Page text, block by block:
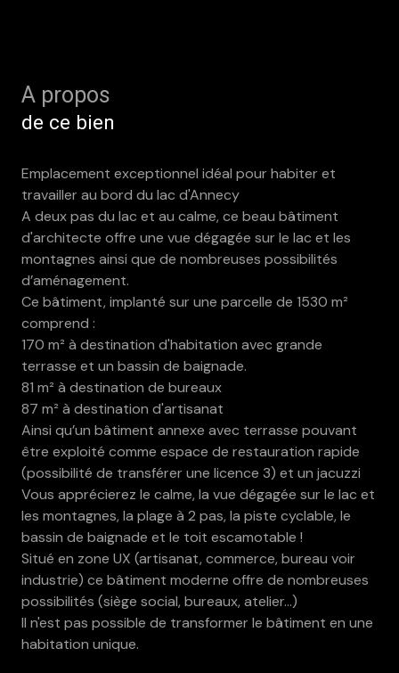
A propos
de ce bien
Emplacement exceptionnel idéal pour habiter et
travailler au bord du lac d'Annecy
A deux pas du lac et au calme, ce beau bâtiment
d'architecte offre une vue dégagée sur le lac et les
montagnes ainsi que de nombreuses possibilités
d’aménagement.
Ce bâtiment, implanté sur une parcelle de 1530 m²
comprend :
170 m² à destination d'habitation avec grande
terrasse et un bassin de baignade.
81 m² à destination de bureaux
87 m² à destination d'artisanat
Ainsi qu’un bâtiment annexe avec terrasse pouvant
être exploité comme espace de restauration rapide
(possibilité de transférer une licence 3) et un jacuzzi
Vous apprécierez le calme, la vue dégagée sur le lac et
les montagnes, la plage à 2 pas, la piste cyclable, le
bassin de baignade et le toit escamotable !
Situé en zone UX (artisanat, commerce, bureau voir
industrie) ce bâtiment moderne offre de nombreuses
possibilités (siège social, bureaux, atelier...)
Il n'est pas possible de transformer le bâtiment en une
habitation unique.